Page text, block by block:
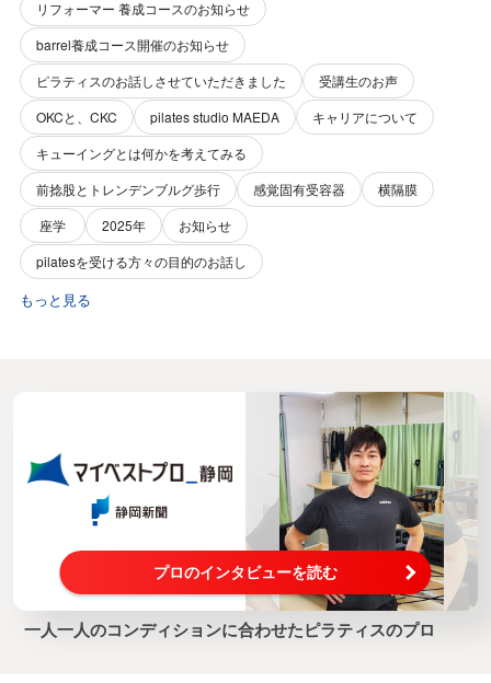
リフォーマー 養成コースのお知らせ
barrel養成コース開催のお知らせ
ピラティスのお話しさせていただきました
受講生のお声
OKCと、CKC
pilates studio MAEDA
キャリアについて
キューイングとは何かを考えてみる
前捻股とトレンデンブルグ歩行
感覚固有受容器
横隔膜
座学
2025年
お知らせ
pilatesを受ける方々の目的のお話し
もっと見る
プロのインタビューを読む
一人一人のコンディションに合わせたピラティスのプロ